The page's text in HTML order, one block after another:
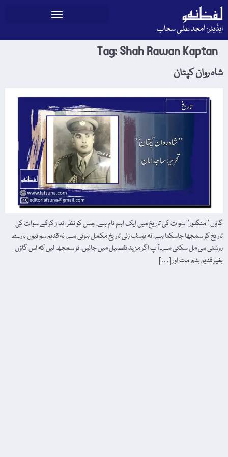
ایڈیٹر: امجد علی سحاب
Tag:Shah Rawan Kaptan
شاہ روان کپتان
گاؤں ’’منگلور‘‘ سوات کی تاریخ میں ایک اہم نام ہے، جس کو نظر انداز کرکے سوات کی
تاریخ کو سمجھا جاسکتا ہے، نہ یوسف زئی تاریخ مکمل ہوتی ہے، نہ قدیم سواتیوں بارے
روشنی ہی مل سکتی ہے۔ آپ اگر مزید تفصیل میں جائیں، تو سمجھ لیں کہ اس گاؤں
بغیر قدیم بدھ مت اور […]